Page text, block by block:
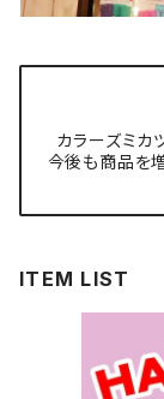
カラーズミ
今後も商品を
ITEM LIST